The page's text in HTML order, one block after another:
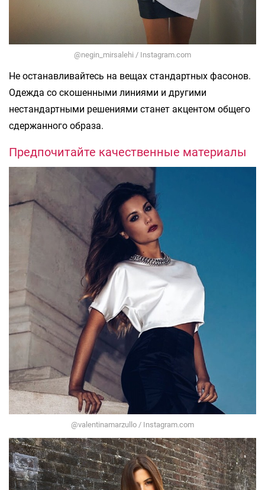
@negin_mirsalehi / Instagram.com
Не останавливайтесь на вещах стандартных фасонов.
Одежда со скошенными линиями и другими
нестандартными решениями станет акцентом общего
сдержанного образа.
Предпочитайте качественные материалы
@valentinamarzullo / Instagram.com